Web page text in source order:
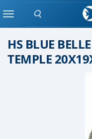
Zoeken
MenuKeramiek/ kunststof
HS BLUE
TEMPLE